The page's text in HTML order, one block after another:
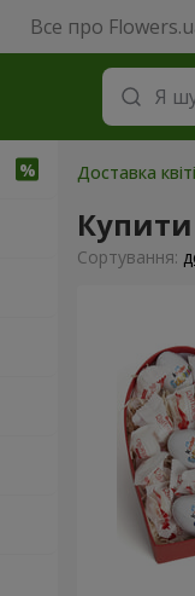
Все про
Доставка
Сортування: